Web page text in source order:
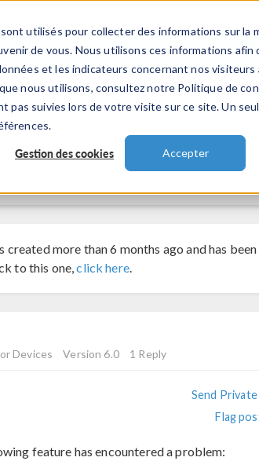
utilisés pour collecter des informations sur la
de vous. Nous utilisons ces informations afin
et les indicateurs concernant nos visiteurs
nous utilisons, consultez notre Politique de
suivies lors de votre visite sur ce site. Un
Gestion des cookies Accepter
INDUSTRIES VIDEOS
created more than 6 months ago and has
to this one,click here.
Devices Version 6.0 1 Reply
Send
Flag
feature has encountered a problem: